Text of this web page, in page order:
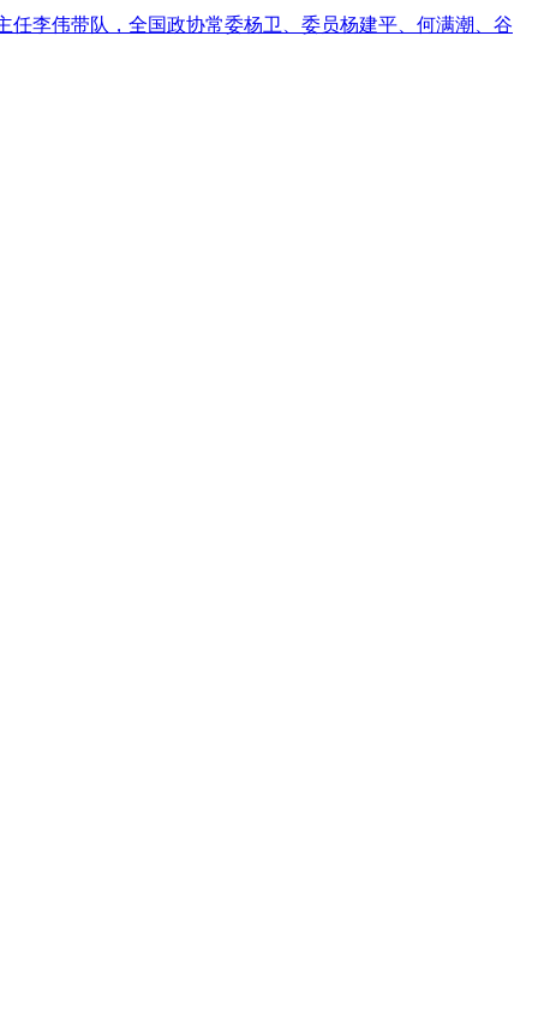
任李伟带队，全国政协常委杨卫、委员杨建平、何满潮、谷